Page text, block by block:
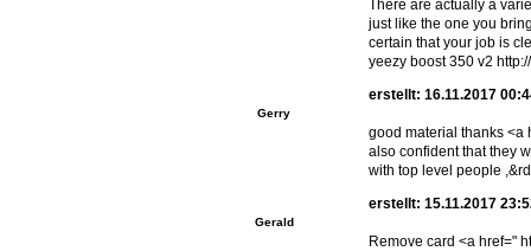
There are actually a
just like the one you
certain that your job is
yeezy boost 350 v2
Gerry
erstellt: 16.11.2017
good material thanks <a
also confident that they
with top level people
Gerald
erstellt: 15.11.2017
Remove card <a href="